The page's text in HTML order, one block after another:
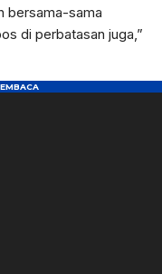
bersama-sama
di perbatasan juga,”